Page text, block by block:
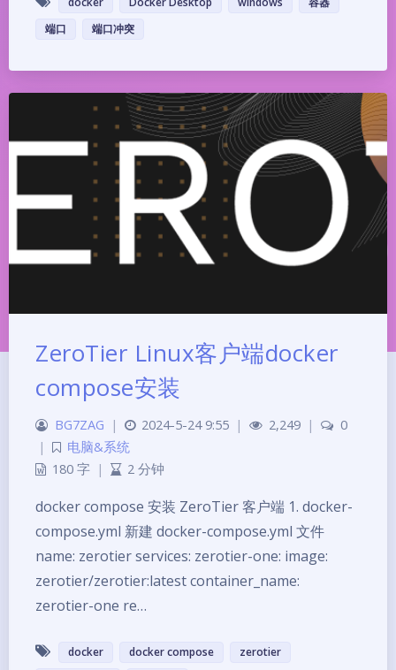
端口
端口冲突
ZeroTier Linux客户端docker
compose安装
BG7ZAG | 2024-5-24 9:55 | 2,249 |
0
|
电脑&系统
180 字 | 2 分钟
docker compose 安装 ZeroTier 客户端 1. docker-
compose.yml 新建 docker-compose.yml 文件
name: zerotier services: zerotier-one: image:
zerotier/zerotier:latest container_name:
zerotier-one re…
docker docker compose
zerotier